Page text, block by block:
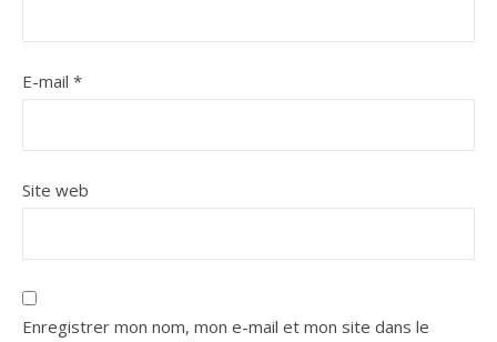
E-mail *
Site web
Enregistrer mon nom, mon e-mail et mon site dans le